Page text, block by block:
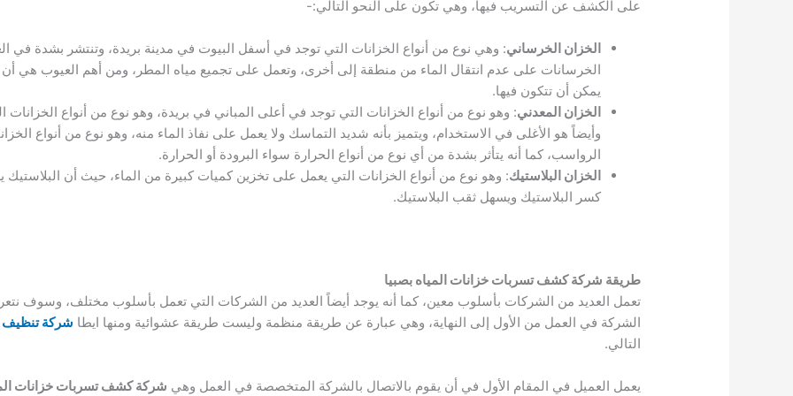
على الكشف عن التسريب فيها، وهي تكون على النحو التالي:-
الخزان الخرساني: وهي نوع من أنواع الخزانات التي توجد في أسفل البيوت في مدينة بريدة، وتنتشر بشدة في
الخرسانات على عدم انتقال الماء من منطقة إلى أخرى، وتعمل على تجميع مياه المطر، ومن أهم العيوب هي أن
يمكن أن تتكون فيها.
الخزان المعدني: وهو نوع من أنواع الخزانات التي توجد في أعلى المباني في بريدة، وهو نوع من أنواع
وأيضاً هو الأغلى في الاستخدام، ويتميز بأنه شديد التماسك ولا يعمل على نفاذ الماء منه، وهو نوع من أنواع
الرواسب، كما أنه يتأثر بشدة من أي نوع من أنواع الحرارة سواء البرودة أو الحرارة.
الخزان البلاستيك: وهو نوع من أنواع الخزانات التي يعمل على تخزين كميات كبيرة من الماء، حيث أن
كسر البلاستيك ويسهل ثقب البلاستيك.
طريقة شركة كشف تسربات خزانات المياه بصبيا
تعمل العديد من الشركات بأسلوب معين، كما أنه يوجد أيضاً العديد من الشركات التي تعمل بأسلوب مختلف، وسوف
الشركة في العمل من الأول إلى النهاية، وهي عبارة عن طريقة منظمة وليست طريقة عشوائية ومنها ايطا شركة تنظيف
التالي.
يعمل العميل في المقام الأول في أن يقوم بالاتصال بالشركة المتخصصة في العمل وهي شركة كشف تسربات خزانات